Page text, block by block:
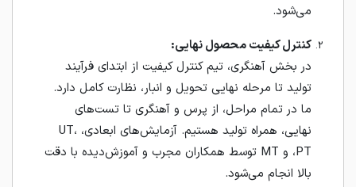
می‌شود.
کنترل کیفیت محصول نهایی:
در بخش آهنگری، تیم کنترل کیفیت از ابتدای فرآیند
تولید تا مرحله نهایی تحویل و انبار، نظارت کامل دارد.
ما در تمام مراحل، از پرس و آهنگری تا تست‌های
نهایی، همراه تولید هستیم. آزمایش‌های ابعادی، UT،
PT، و MT توسط همکاران مجرب و آموزش‌دیده با دقت
بالا انجام می‌شود.